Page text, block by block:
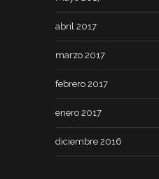
abril 2017
marzo 2017
febrero 2017
enero 2017
diciembre 2016